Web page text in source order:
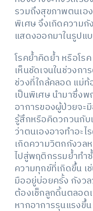
รวมถึงสุขภาพตนเอ
พิเศษ จึงเกิดความกั
แสดงออกมาในรูป
โรคย้ำคิดย้ำ หรือโร
เห็นชัดเจนในช่วงก
ช่วงที่ใกล้คลอด แม่
เป็นพิเศษ นำมาซึ่ง
อาการของผู้ป่วยจะ
รู้สึกหรือคิดวกวนกับ
ว่าตนเองอาจทำอะ
เกิดความวิตกกังวล
ไปสู่พฤติกรรมย้ำทำ
ความทุกข์ที่เกิดขึ้น เ
มืออยู่บ่อยครั้ง กังว
ต้องเช็กลูกดิ้นตลอด
หากอาการรุนแรงขึ้